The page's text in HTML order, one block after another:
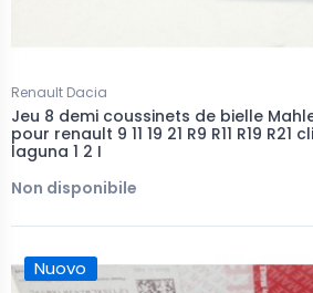
Renault Dacia
Jeu 8 demi coussinets de bielle Mahle
pour renault 9 11 19 21 R9 R11 R19 R21
laguna 1 2 I
Non disponibile
Nuovo